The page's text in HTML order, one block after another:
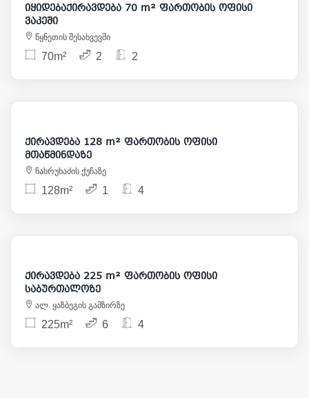
იყიდებაქირავდება 70 m² ფართობის ოფისი
ვაკეში
წყნეთის შესახვევში
70m² 2 2
1 500
ქირავდება 128 m² ფართობის ოფისი
მთაწმინდაზე
ჩახრუხაძის ქუჩაზე
128m² 1 4
2 500
ქირავდება 225 m² ფართობის ოფისი
საბურთალოზე
ალ. ყაზბეგის გამზირზე
225m² 6 4